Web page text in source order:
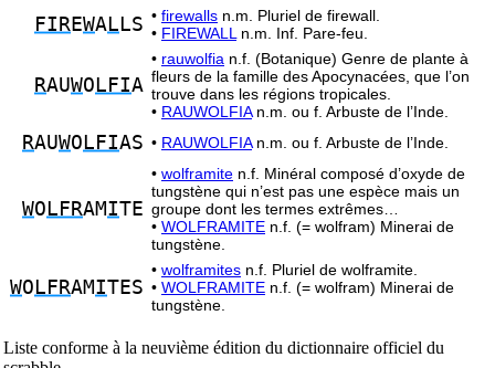
FIREWAL LS • firewalls n.m. Pluriel de firewall.
• FIREWALL n.m. Inf. Pare-feu.
RAUWO LFIA
• rauwolfia n.f. (Botanique) Genre de plante à
fleurs de la famille des Apocynacées, que l’on
trouve dans les régions tropicales.
• RAUWOLFIAn.m. ou f. Arbuste de l’Inde.
RAUWO LFIAS • RAUWOLFIAn.m. ou f. Arbuste de l’Inde.
WO LFRAMITE
• wolframite n.f. Minéral composé d’oxyde de
tungstène qui n’est pas une espèce mais un
groupe dont les termes extrêmes…
• WOLFRAMITE n.f. (= wolfram) Minerai de
tungstène.
WO LFRAMITES
• wolframites n.f. Pluriel de wolframite.
• WOLFRAMITE n.f. (= wolfram) Minerai de
tungstène.
Liste conforme à la neuvième édition du dictionnaire officiel du